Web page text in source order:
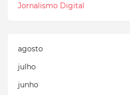
Jornalismo Digital
agosto
julho
junho